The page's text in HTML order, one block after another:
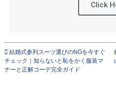
Click
結婚式参列スーツ選びのNGを今すぐ
チェック｜知らないと恥をかく服装マ
ナーと正解コーデ完全ガイド